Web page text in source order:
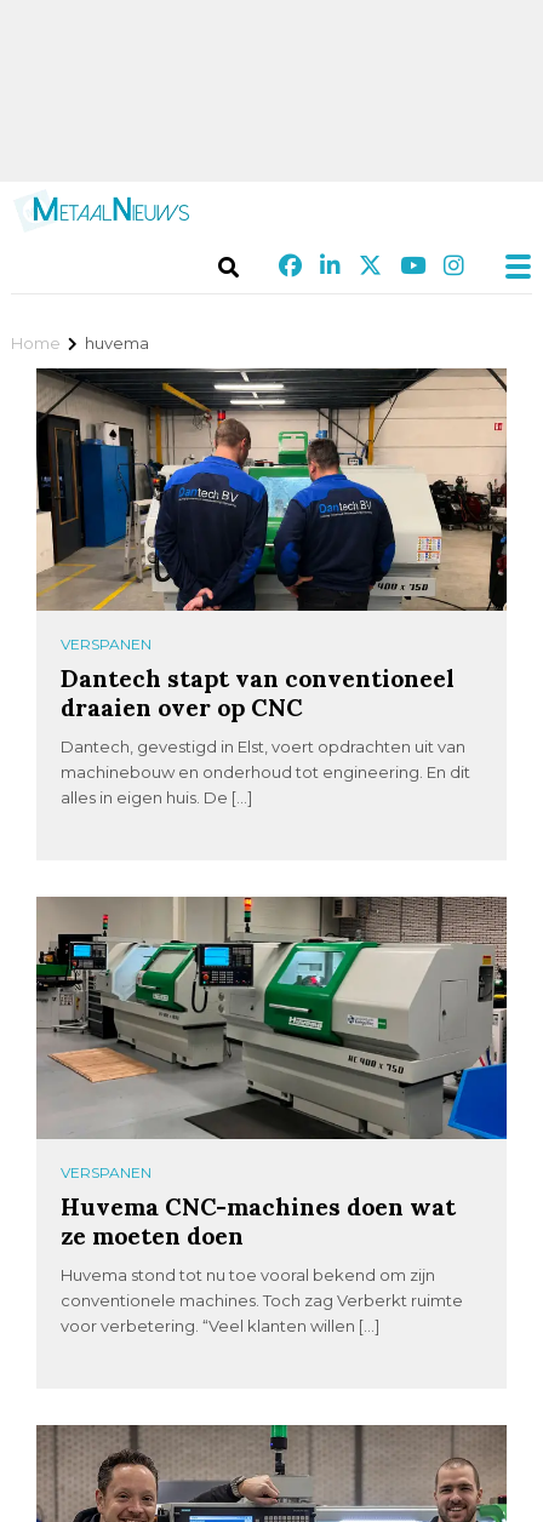
Home huvema
VERSPANEN
Dantech stapt van conventioneel
draaien over op CNC
Dantech, gevestigd in Elst, voert opdrachten uit van
machinebouw en onderhoud tot engineering. En dit
alles in eigen huis. De […]
VERSPANEN
Huvema CNC-machines doen wat
ze moeten doen
Huvema stond tot nu toe vooral bekend om zijn
conventionele machines. Toch zag Verberkt ruimte
voor verbetering. “Veel klanten willen […]